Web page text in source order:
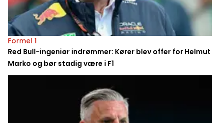
Formel 1
Red Bull-ingeniør indrømmer: Kører blev offer for Helmut
Marko og bør stadig være i F1